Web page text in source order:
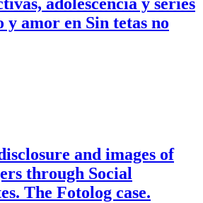
adolescencia y series
y amor en Sin tetas no
and images of
through Social
The Fotolog case.